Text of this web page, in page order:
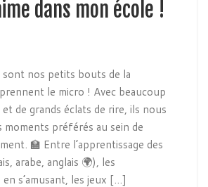
dans mon école !
sont nos petits bouts de la
le micro ! Avec beaucoup
de grands éclats de rire, ils nous
préférés au sein de
🏫 Entre l’apprentissage des
arabe, anglais 🌍), les
s’amusant, les jeux […]